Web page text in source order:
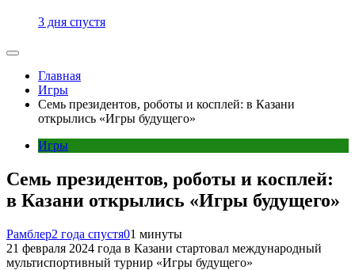
3 дня спустя
Главная
Игры
Семь президентов, роботы и косплей: в Казани
открылись «Игры будущего»
Игры
Семь президентов, роботы и косплей:
в Казани открылись «Игры будущего»
Рамблер2 года спустя01 минуты
21 февраля 2024 года в Казани стартовал международный
мультиспортивный турнир «Игры будущего»